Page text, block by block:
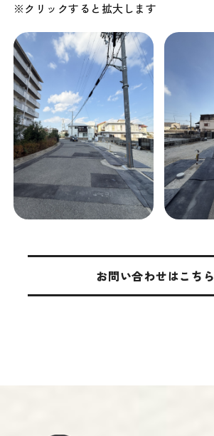
※クリックすると拡大します
お問い合わせはこちら